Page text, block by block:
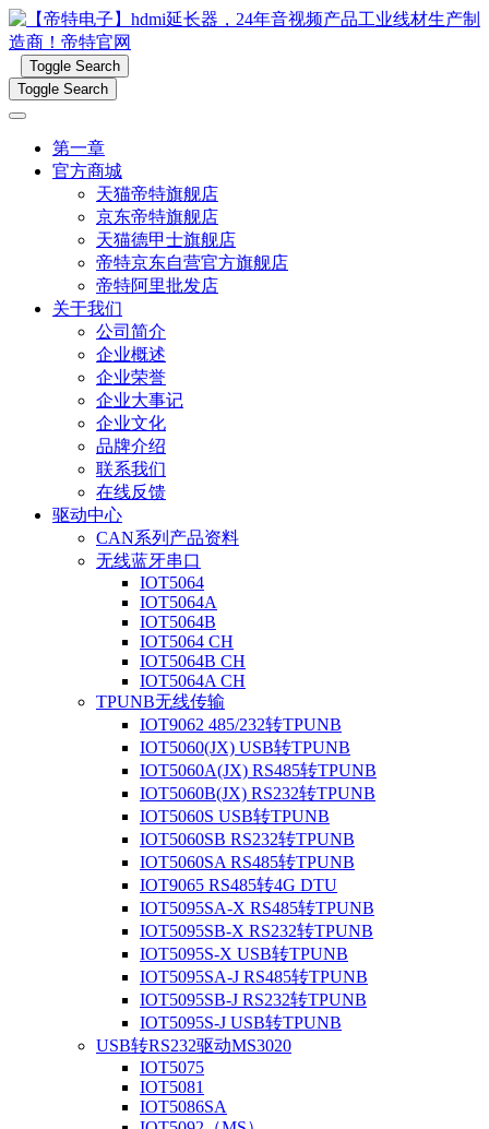
Toggle Search
Toggle Search
第一章
官方商城
天猫帝特旗舰店
京东帝特旗舰店
天猫德甲士旗舰店
帝特京东自营官方旗舰店
帝特阿里批发店
关于我们
公司简介
企业概述
企业荣誉
企业大事记
企业文化
品牌介绍
联系我们
在线反馈
驱动中心
CAN系列产品资料
无线蓝牙串口
IOT5064
IOT5064A
IOT5064B
IOT5064 CH
IOT5064B CH
IOT5064A CH
TPUNB无线传输
IOT9062 485/232转TPUNB
IOT5060(JX) USB转TPUNB
IOT5060A(JX) RS485转TPUNB
IOT5060B(JX) RS232转TPUNB
IOT5060S USB转TPUNB
IOT5060SB RS232转TPUNB
IOT5060SA RS485转TPUNB
IOT9065 RS485转4G DTU
IOT5095SA-X RS485转TPUNB
IOT5095SB-X RS232转TPUNB
IOT5095S-X USB转TPUNB
IOT5095SA-J RS485转TPUNB
IOT5095SB-J RS232转TPUNB
IOT5095S-J USB转TPUNB
USB转RS232驱动MS3020
IOT5075
IOT5081
IOT5086SA